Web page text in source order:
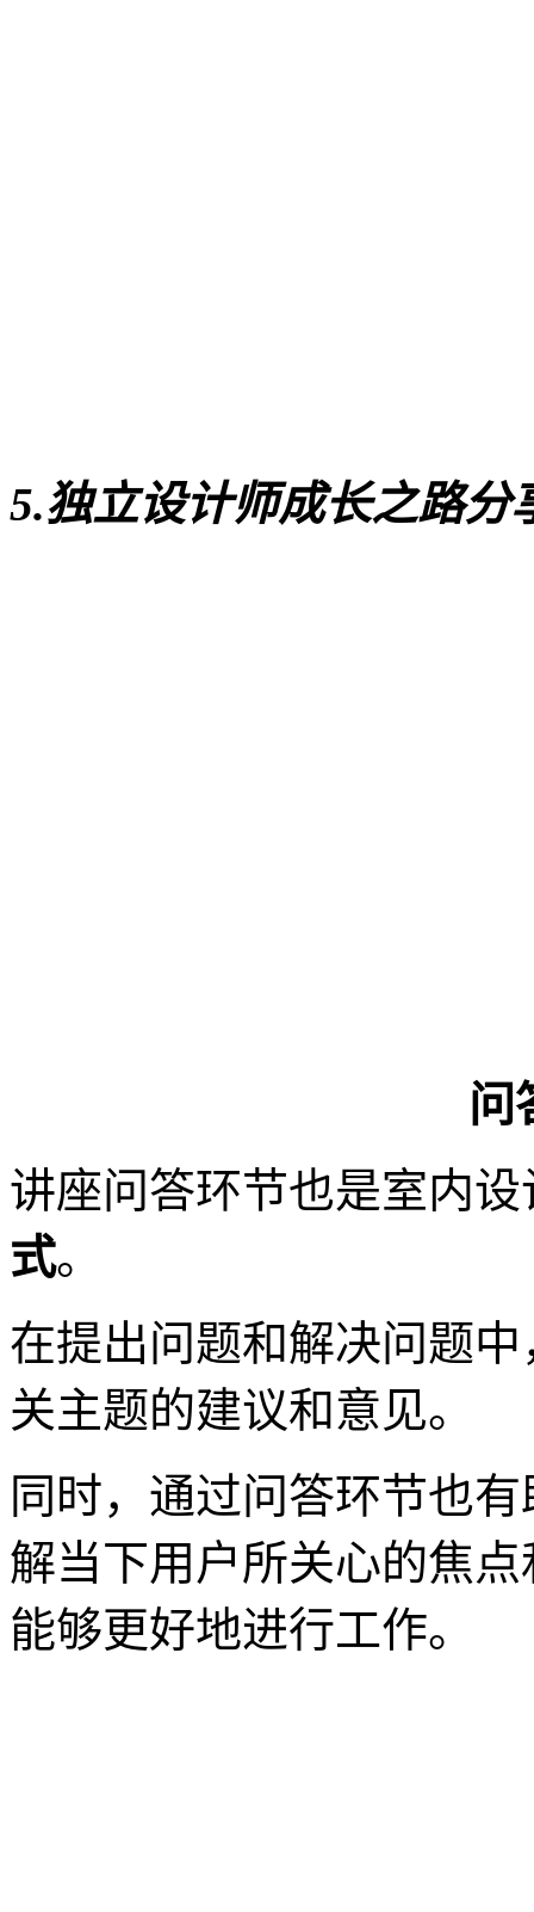
5.独立设计师成长之路分
问
讲座问答环节也是室内
式。
在提出问题和解决问题
关主题的建议和意见。
同时，通过问答环节也
解当下用户所关心的焦
能够更好地进行工作。